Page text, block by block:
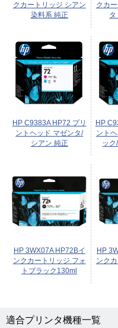
クカートリッジ シアン
染料系 純正
クカ
タ
HP C9383A HP72 プリ
ントヘッド マゼンタ/
シアン 純正
HP
ント
ッ
HP 3WX07A HP72Bイ
ンクカートリッジ フォ
トブラック130ml
HP
ンク
適合プリンタ機種一覧